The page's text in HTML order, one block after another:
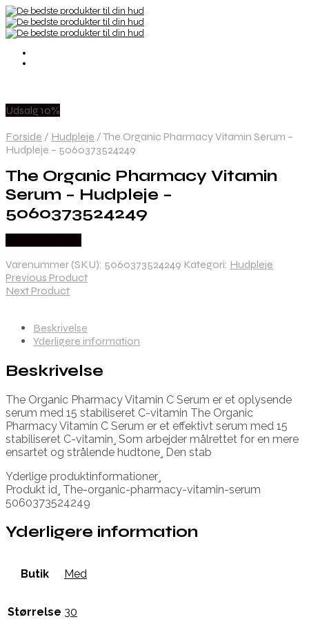
Udsalg 10%
Forside / Hudpleje /The Organic Pharmacy Vitamin Serum –
Hudpleje – 5060373524249
The Organic Pharmacy Vitamin
Serum – Hudpleje –
5060373524249
Varenummer (SKU): 5060373524249 Kategori: Hudpleje
Previous Product
Next Product
Beskrivelse
Yderligere information
Beskrivelse
The Organic Pharmacy Vitamin C Serum er et oplysende
serum med 15 stabiliseret C-vitamin The Organic
Pharmacy Vitamin C Serum er et effektivt serum med 15
stabiliseret C-vitamin¸ Som arbejder målrettet for en mere
ensartet og strålende hudtone¸ Den stab
Yderlige produktinformationer¸
Produkt id¸ The-organic-pharmacy-vitamin-serum
5060373524249
Yderligere information
Butik Med
Størrelse 30